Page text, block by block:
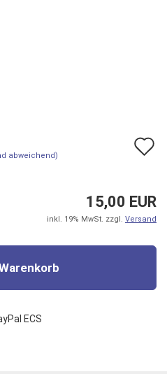
abweichend)
15,00 EUR
inkl. 19% MwSt. zzgl. Versand